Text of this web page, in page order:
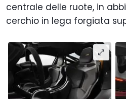
centrale delle ruote, in
cerchio in lega forgiata